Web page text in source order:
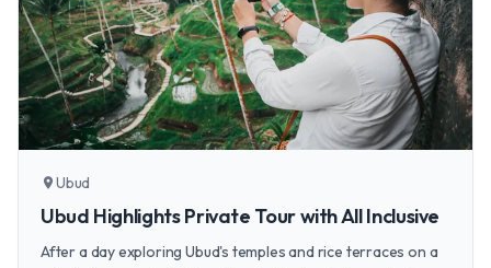
location_on Ubud
Ubud Highlights Private Tour with All Inclusive
After a day exploring Ubud's temples and rice terraces on a